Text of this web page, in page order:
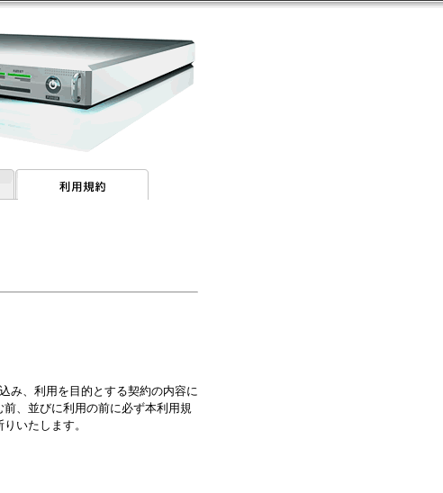
み、利用を目的とする契約の内容に
、並びに利用の前に必ず本利用規
いたします。